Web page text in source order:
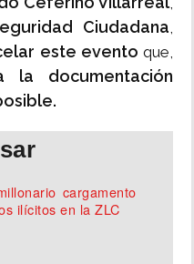
Ciudadana,
este evento que,
la documentación
cargamento
ilícitos en la ZLC